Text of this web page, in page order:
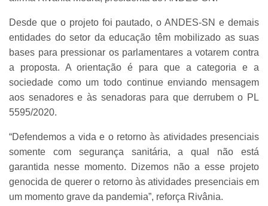
Desde que o projeto foi pautado, o ANDES-SN e demais
entidades do setor da educação têm mobilizado as suas
bases para pressionar os parlamentares a votarem contra
a proposta. A orientação é para que a categoria e a
sociedade como um todo continue enviando mensagem
aos senadores e às senadoras para que derrubem o PL
5595/2020.
“Defendemos a vida e o retorno às atividades presenciais
somente com segurança sanitária, a qual não está
garantida nesse momento. Dizemos não a esse projeto
genocida de querer o retorno às atividades presenciais em
um momento grave da pandemia”, reforça Rivânia.